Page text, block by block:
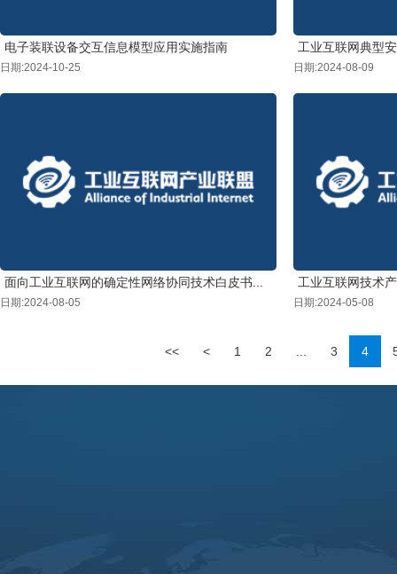
电子装联设备交互信息模型应用实施指南
日期:2024-10-25
工业互联网典型
日期:2024-08-09
面向工业互联网的确定性网络协同技术白皮书...
日期:2024-08-05
工业互联网技术
日期:2024-05-08
<< < 1 2 3 4